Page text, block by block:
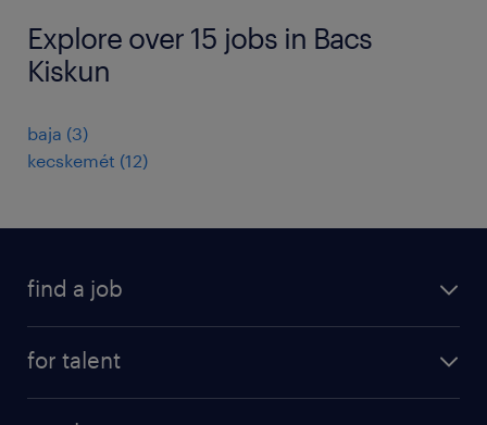
Explore over 15 jobs in Bacs
Kiskun
baja (3)
kecskemét (12)
find a job
for talent